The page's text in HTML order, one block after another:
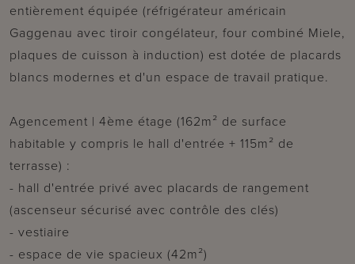
entièrement équipée (réfrigérateur américain
Gaggenau avec tiroir congélateur, four combiné Miele,
plaques de cuisson à induction) est dotée de placards
blancs modernes et d'un espace de travail pratique.
Agencement | 4ème étage (162m² de surface
habitable y compris le hall d'entrée + 115m² de
terrasse) :
- hall d'entrée privé avec placards de rangement
(ascenseur sécurisé avec contrôle des clés)
- vestiaire
- espace de vie spacieux (42m²)